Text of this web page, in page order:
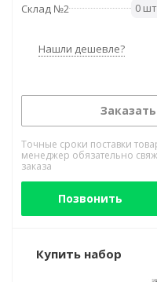
Склад №2
0
Нашли дешевле?
Точные сроки поставки
менеджер обязательно
заказа
Позвонить
Купить набор